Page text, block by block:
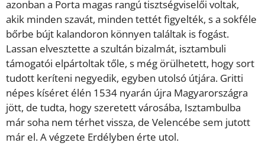
azonban a Porta magas rangú tisztségviselői voltak,
akik minden szavát, minden tettét figyelték, s a sokféle
bőrbe bújt kalandoron könnyen találtak is fogást.
Lassan elvesztette a szultán bizalmát, isztambuli
támogatói elpártoltak tőle, s még örülhetett, hogy sort
tudott keríteni negyedik, egyben utolsó útjára. Gritti
népes kíséret élén 1534 nyarán újra Magyarországra
jött, de tudta, hogy szeretett városába, Isztambulba
már soha nem térhet vissza, de Velencébe sem jutott
már el. A végzete Erdélyben érte utol.